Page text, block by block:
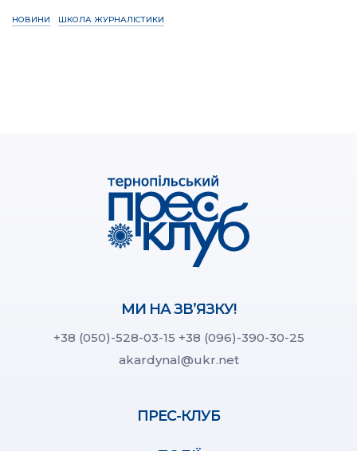
НОВИНИ ШКОЛА ЖУРНАЛІСТИКИ
МИ НА ЗВ’ЯЗКУ!
+38 (050)-528-03-15 +38 (096)-390-30-25
akardynal@ukr.net
ПРЕС-КЛУБ